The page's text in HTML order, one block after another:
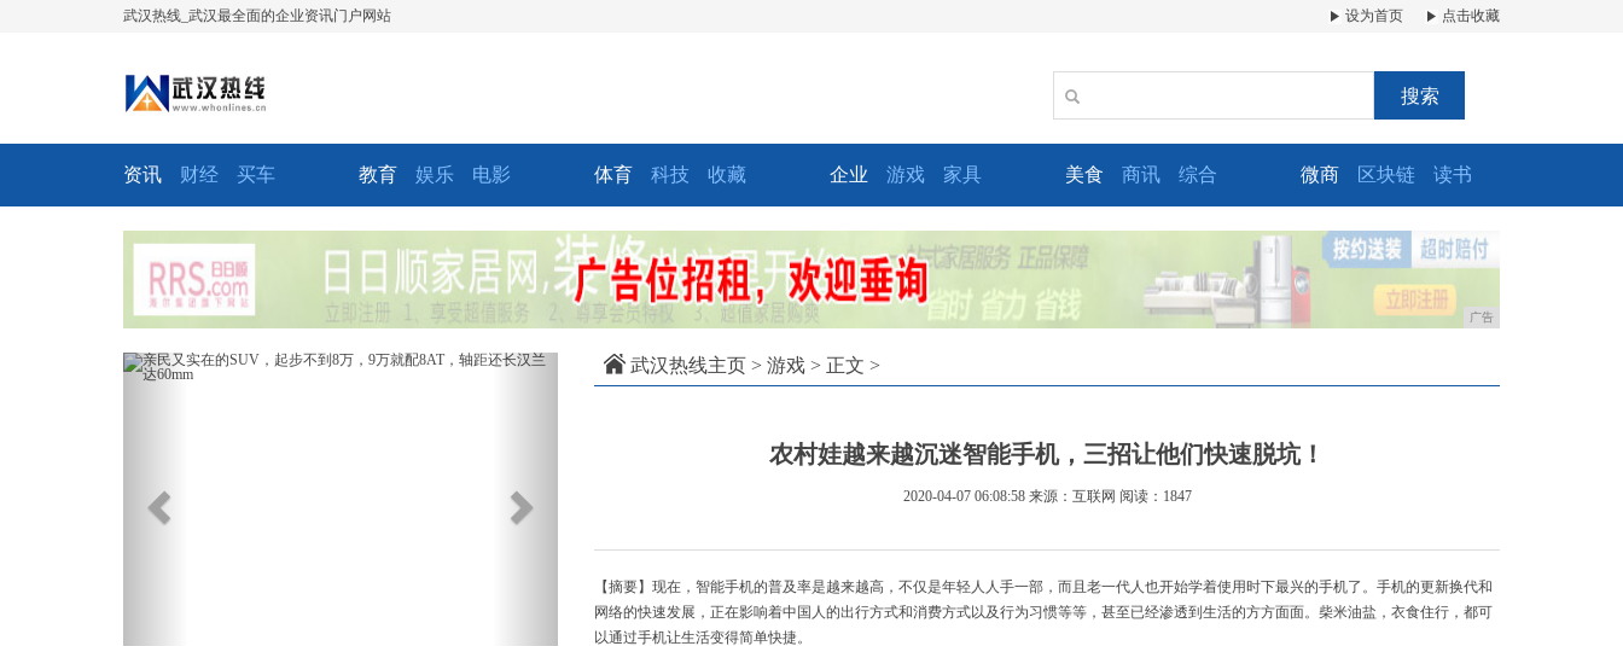
武汉热线_武汉最全面的企业资讯门户网站 设为首页 点击收藏
搜索
资讯 财经 买车 教育 娱乐 电影 体育 科技 收藏 企业 游戏 家具 美食 商讯 综合 微商 区块链 读书
广告
Previous Next 武汉热线主页 > 游戏 > 正文 >
农村娃越来越沉迷智能手机，三招让他们快速脱坑！
2020-04-07 06:08:58 来源：互联网 阅读：1847
【摘要】现在，智能手机的普及率是越来越高，不仅是年轻人人手一部，而且老一代人也开始学着使用时下最兴的手机了。手机的更新换代和
网络的快速发展，正在影响着中国人的出行方式和消费方式以及行为习惯等等，甚至已经渗透到生活的方方面面。柴米油盐，衣食住行，都可
以通过手机让生活变得简单快捷。